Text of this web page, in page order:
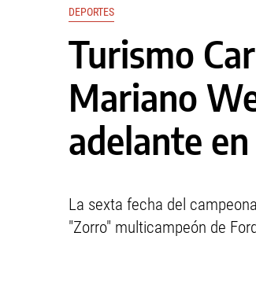
DEPORTES
Turismo
Mariano
adelante
La sexta fecha del
"Zorro" multicampeón de